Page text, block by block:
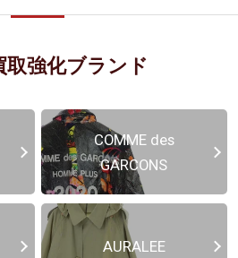
取強化ブランド
COMME des
GARCONS
AURALEE